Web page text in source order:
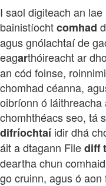
I saol digiteach an
bainistíochtcomhad
agus gnólachtaí de
eagarthóireacht ar
an cód foinse,
chomhad céanna,
oibríonn ó
chomhthéacs seo, tá
difríochtaí idir dhá
áit a dtagann Filediff
deartha chun
go cruinn, agus ó aon